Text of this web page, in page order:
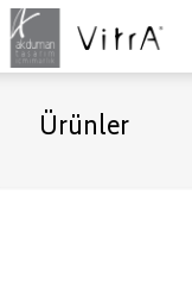
Ürünler